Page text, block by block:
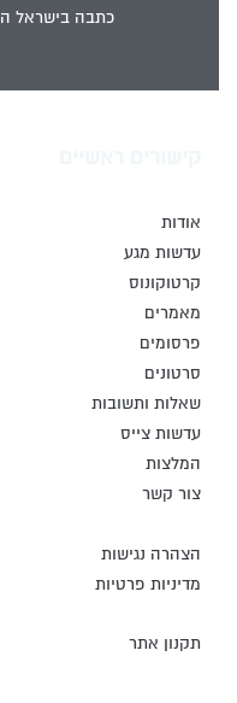
כתבה בישראל היום 5.7.26 – ארזה
אודות
עדשות מגע
קרטוקונוס
מאמרים
פרסומים
סרטונים
שאלות ותשובות
עדשות צייס
המלצות
צור קשר
הצהרה נגישות
מדיניות פרטיות
תקנון אתר